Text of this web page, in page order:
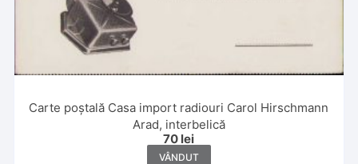
Carte poștală Casa import radiouri Carol Hirschmann
Arad, interbelică
70 lei
VÂNDUT